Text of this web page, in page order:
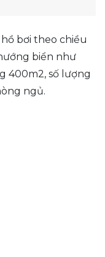
bơi theo chiều
biển như
400m2, số lượng
ngủ.